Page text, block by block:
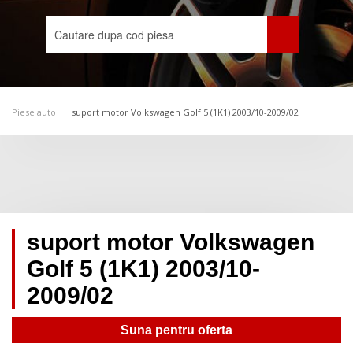
Piese auto suport motor Volkswagen Golf 5 (1K1) 2003/10-2009/02
suport motor Volkswagen
Golf 5 (1K1) 2003/10-
2009/02
Suna pentru oferta